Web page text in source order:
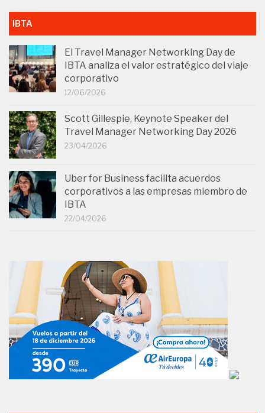
IBTA
El Travel Manager Networking Day de
IBTA analiza el valor estratégico del viaje
corporativo
12/06/2026
Scott Gillespie, Keynote Speaker del
Travel Manager Networking Day 2026
23/04/2026
Uber for Business facilita acuerdos
corporativos a las empresas miembro de
IBTA
22/04/2026